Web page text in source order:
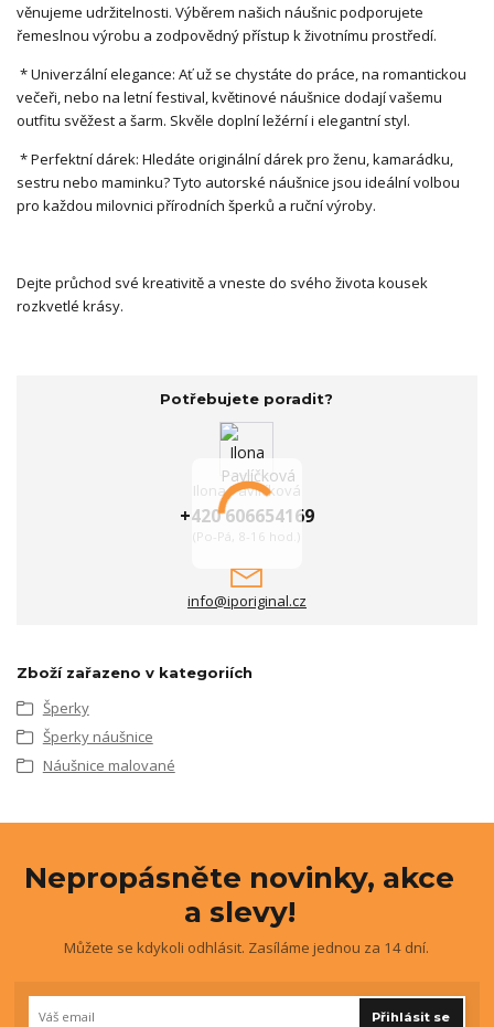
věnujeme udržitelnosti. Výběrem našich náušnic podporujete
řemeslnou výrobu a zodpovědný přístup k životnímu prostředí.
* Univerzální elegance: Ať už se chystáte do práce, na romantickou
večeři, nebo na letní festival, květinové náušnice dodají vašemu
outfitu svěžest a šarm. Skvěle doplní ležérní i elegantní styl.
* Perfektní dárek: Hledáte originální dárek pro ženu, kamarádku,
sestru nebo maminku? Tyto autorské náušnice jsou ideální volbou
pro každou milovnici přírodních šperků a ruční výroby.
Dejte průchod své kreativitě a vneste do svého života kousek
rozkvetlé krásy.
Potřebujete poradit?
Ilona Pavlíčková
+420 606654169
(Po-Pá, 8-16 hod.)
info@iporiginal.cz
Zboží zařazeno v kategoriích
Šperky
Šperky náušnice
Náušnice malované
Nepropásněte novinky, akce
a slevy!
Můžete se kdykoli odhlásit. Zasíláme jednou za 14 dní.
Přihlásit se